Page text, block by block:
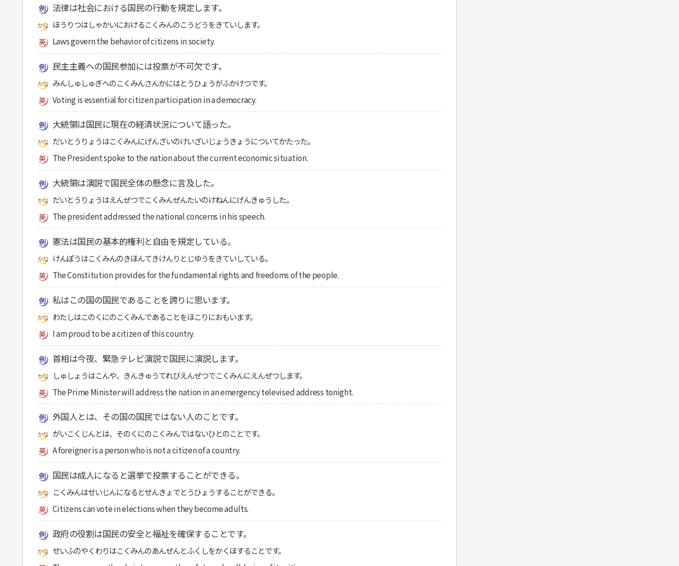
法律は社会における国民の行動を規定します。
ほうりつはしゃかいにおけるこくみんのこうどうをきていします。
Laws govern the behavior of citizens in society.
民主主義への国民参加には投票が不可欠です。
みんしゅしゅぎへのこくみんさんかにはとうひょうがふかけつです。
Voting is essential for citizen participation in a democracy.
大統領は国民に現在の経済状況について語った。
だいとうりょうはこくみんにげんざいのけいざいじょうきょうについてかたった。
The President spoke to the nation about the current economic situation.
大統領は演説で国民全体の懸念に言及した。
だいとうりょうはえんぜつでこくみんぜんたいのけねんにげんきゅうした。
The president addressed the national concerns in his speech.
憲法は国民の基本的権利と自由を規定している。
けんぽうはこくみんのきほんてきけんりとじゆうをきていしている。
The Constitution provides for the fundamental rights and freedoms of the people.
私はこの国の国民であることを誇りに思います。
わたしはこのくにのこくみんであることをほこりにおもいます。
I am proud to be a citizen of this country.
首相は今夜、緊急テレビ演説で国民に演説します。
しゅしょうはこんや、きんきゅうてれびえんぜつでこくみんにえんぜつします。
The Prime Minister will address the nation in an emergency televised address tonight.
外国人とは、その国の国民ではない人のことです。
がいこくじんとは、そのくにのこくみんではないひとのことです。
A foreigner is a person who is not a citizen of a country.
国民は成人になると選挙で投票することができる。
こくみんはせいじんになるとせんきょでとうひょうすることができる。
Citizens can vote in elections when they become adults.
政府の役割は国民の安全と福祉を確保することです。
せいふのやくわりはこくみんのあんぜんとふくしをかくほすることです。